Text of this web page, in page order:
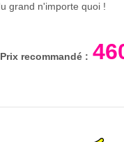
grand n'importe quoi !
Prix recommandé :